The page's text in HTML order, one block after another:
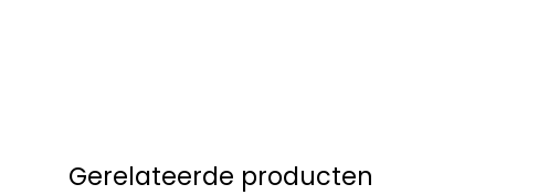
Gerelateerde producten